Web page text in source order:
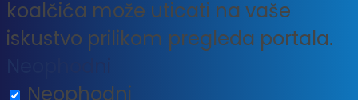
koalčića može uticati na vaše
iskustvo prilikom pregleda portala.
Neophodni